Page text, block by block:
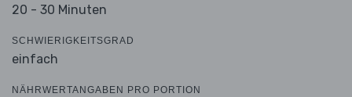
20 - 30 Minuten
SCHWIERIGKEITSGRAD
einfach
NÄHRWERTANGABEN PRO PORTION